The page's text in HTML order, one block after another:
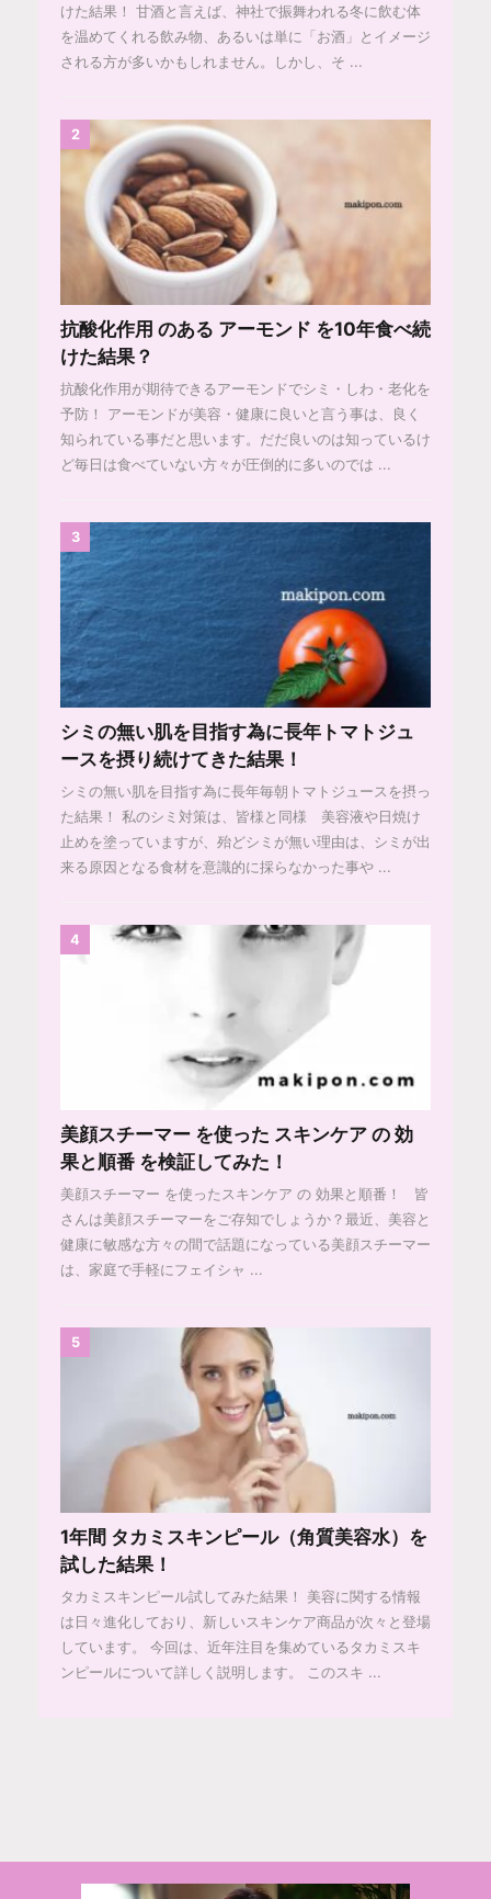
けた結果！ 甘酒と言えば、神社で振舞われる冬に飲む体
を温めてくれる飲み物、あるいは単に「お酒」とイメージ
される方が多いかもしれません。しかし、そ ...
2
抗酸化作用 のある アーモンド を10年食べ続
けた結果？
抗酸化作用が期待できるアーモンドでシミ・しわ・老化を
予防！ アーモンドが美容・健康に良いと言う事は、良く
知られている事だと思います。だだ良いのは知っているけ
ど毎日は食べていない方々が圧倒的に多いのでは ...
3
シミの無い肌を目指す為に長年トマトジュ
ースを摂り続けてきた結果！
シミの無い肌を目指す為に長年毎朝トマトジュースを摂っ
た結果！ 私のシミ対策は、皆様と同様 美容液や日焼け
止めを塗っていますが、殆どシミが無い理由は、シミが出
来る原因となる食材を意識的に採らなかった事や ...
4
美顔スチーマー を使った スキンケア の 効
果と順番 を検証してみた！
美顔スチーマー を使ったスキンケア の 効果と順番！ 皆
さんは美顔スチーマーをご存知でしょうか？最近、美容と
健康に敏感な方々の間で話題になっている美顔スチーマー
は、家庭で手軽にフェイシャ ...
5
1年間 タカミスキンピール（角質美容水）を
試した結果！
タカミスキンピール試してみた結果！ 美容に関する情報
は日々進化しており、新しいスキンケア商品が次々と登場
しています。 今回は、近年注目を集めているタカミスキ
ンピールについて詳しく説明します。 このスキ ...